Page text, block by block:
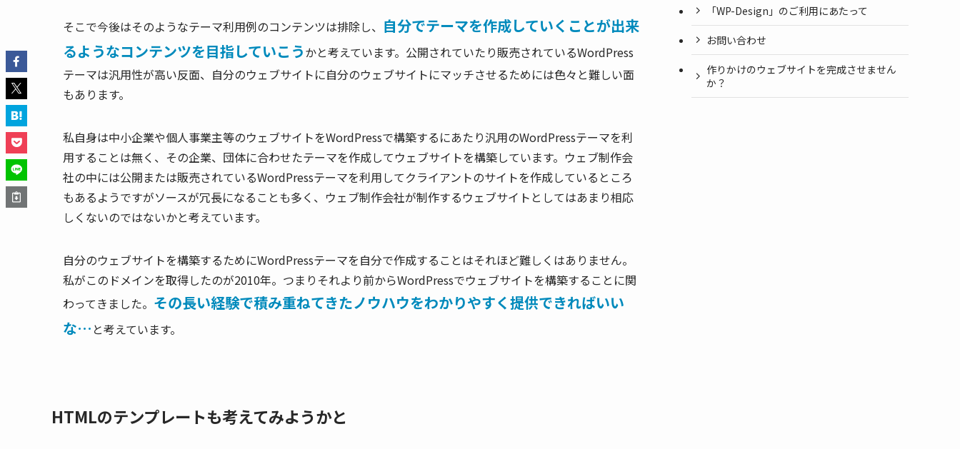
そこで今後はそのようなテーマ利用例のコンテンツは排除し、 自分でテーマを作成していくことが出来
るようなコンテンツを目指していこうかと考えています。公開されていたり販売されているWordPress
テーマは汎用性が高い反面、自分のウェブサイトに自分のウェブサイトにマッチさせるためには色々と難しい面
もあります。
私自身は中小企業や個人事業主等のウェブサイトをWordPressで構築するにあたり汎用のWordPressテーマを利
用することは無く、その企業、団体に合わせたテーマを作成してウェブサイトを構築しています。ウェブ制作会
社の中には公開または販売されているWordPressテーマを利用してクライアントのサイトを作成しているところ
もあるようですがソースが冗長になることも多く、ウェブ制作会社が制作するウェブサイトとしてはあまり相応
しくないのではないかと考えています。
自分のウェブサイトを構築するためにWordPressテーマを自分で作成することはそれほど難しくはありません。
私がこのドメインを取得したのが2010年。つまりそれより前からWordPressでウェブサイトを構築することに関
わってきました。 その長い経験で積み重ねてきたノウハウをわかりやすく提供できればいい
な… と考えています。
HTMLのテンプレートも考えてみようかと
「WP-Design」のご利用にあたって
お問い合わせ
作りかけのウェブサイトを完成させません
か？